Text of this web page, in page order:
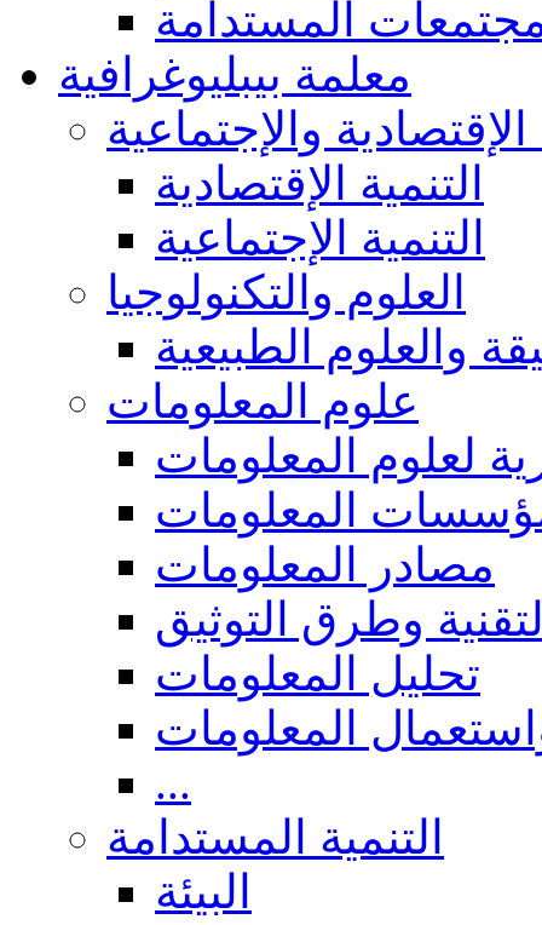
المستدامة
معلمة بيبليوغرافية
الإقتصادية والإجتماعية
التنمية الإقتصادية
التنمية الإجتماعية
العلوم والتكنولوجيا
والعلوم الطبيعية
علوم المعلومات
لعلوم المعلومات
المعلومات
مصادر المعلومات
وطرق التوثيق
تحليل المعلومات
المعلومات
...
التنمية المستدامة
البيئة